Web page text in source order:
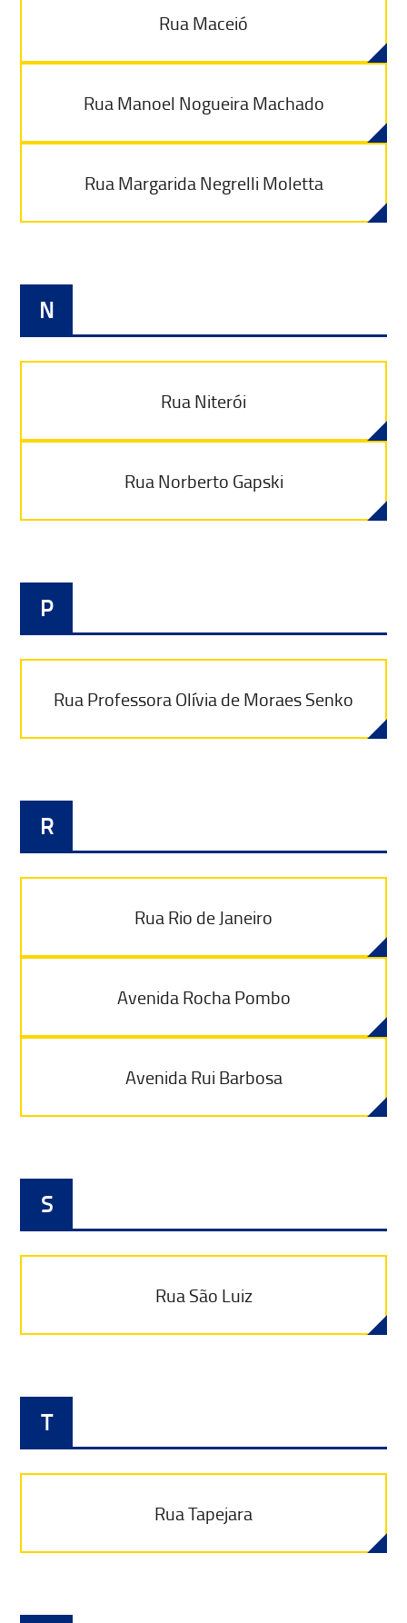
Rua Maceió
Rua Manoel Nogueira Machado
Rua Margarida Negrelli Moletta
N
Rua Niterói
Rua Norberto Gapski
P
Rua Professora Olívia de Moraes Senko
R
Rua Rio de Janeiro
Avenida Rocha Pombo
Avenida Rui Barbosa
S
Rua São Luiz
T
Rua Tapejara